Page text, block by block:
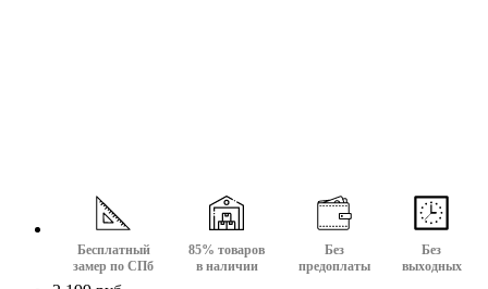
Бесплатный
замер по СПб
85% товаров
в наличии
Без
предоплаты
Без
выходных